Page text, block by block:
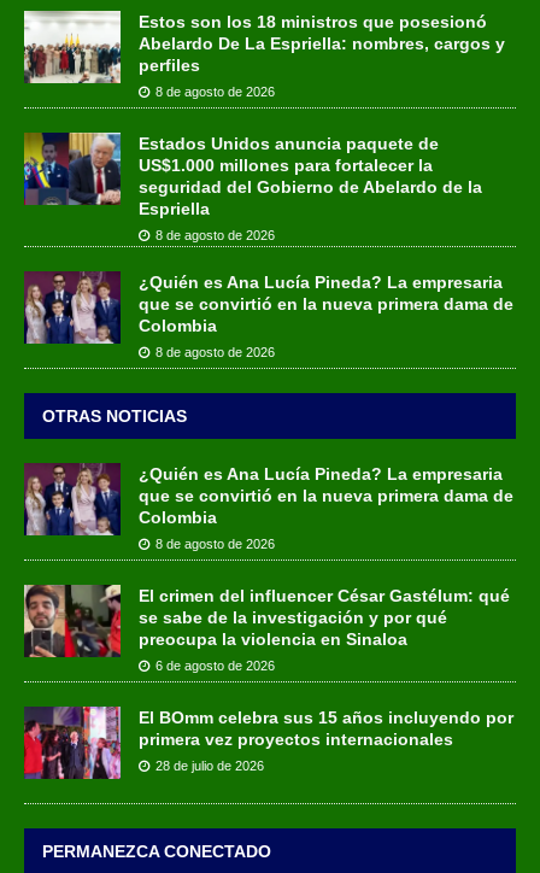
Estos son los 18 ministros que posesionó
Abelardo De La Espriella: nombres, cargos y
perfiles
8 de agosto de 2026
Estados Unidos anuncia paquete de
US$1.000 millones para fortalecer la
seguridad del Gobierno de Abelardo de la
Espriella
8 de agosto de 2026
¿Quién es Ana Lucía Pineda? La empresaria
que se convirtió en la nueva primera dama de
Colombia
8 de agosto de 2026
OTRAS NOTICIAS
¿Quién es Ana Lucía Pineda? La empresaria
que se convirtió en la nueva primera dama de
Colombia
8 de agosto de 2026
El crimen del influencer César Gastélum: qué
se sabe de la investigación y por qué
preocupa la violencia en Sinaloa
6 de agosto de 2026
El BOmm celebra sus 15 años incluyendo por
primera vez proyectos internacionales
28 de julio de 2026
PERMANEZCA CONECTADO